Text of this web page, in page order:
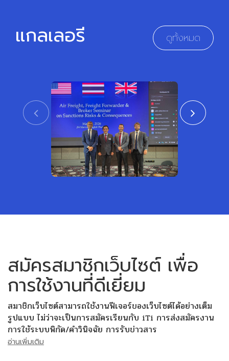
แกลเลอรี ดูทั้งหมด
สมัครสมาชิกเว็บไซต์ เพื่อ
การใช้งานที่ดีเยี่ยม
สมาชิกเว็บไซต์สามารถใช้งานฟีเจอร์ของเว็บไซต์ได้อย่างเต็ม
รูปแบบ ไม่ว่าจะเป็นการสมัครเรียนกับ iTi การส่งสมัครงาน
การใช้ระบบพิกัด/คำวินิจฉัย การรับข่าวสาร
อ่านเพิ่มเติม